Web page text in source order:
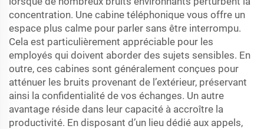
concentration. Une cabine téléphonique vous offre un
espace plus calme pour parler sans être interrompu.
Cela est particulièrement appréciable pour les
employés qui doivent aborder des sujets sensibles. En
outre, ces cabines sont généralement conçues pour
atténuer les bruits provenant de l’extérieur, préservant
ainsi la confidentialité de vos échanges. Un autre
avantage réside dans leur capacité à accroître la
productivité. En disposant d’un lieu dédié aux appels,